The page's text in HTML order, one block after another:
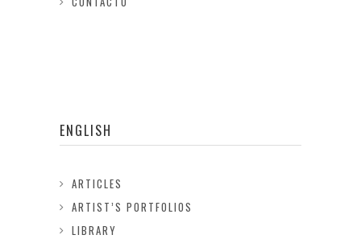
ENGLISH
ARTICLES
ARTIST’S PORTFOLIOS
LIBRARY